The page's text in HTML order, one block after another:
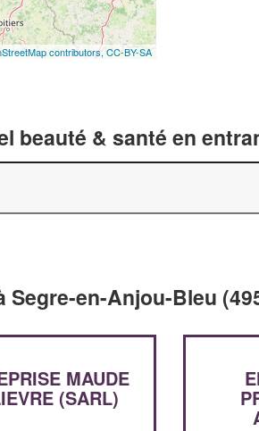
contributors, CC-BY-SA
beauté & santé en
en-Anjou-Bleu
MAUDE
(SARL)